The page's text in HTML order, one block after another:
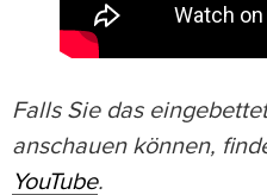
Falls Sie das
anschauen können,
YouTube.